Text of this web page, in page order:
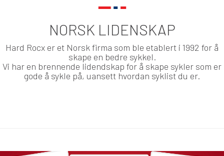
NORSK LIDENSKAP
Hard Rocx er et Norsk firma som ble etablert i 1992 for å
skape en bedre sykkel.
Vi har en brennende lidendskap for å skape sykler som er
gode å sykle på, uansett hvordan syklist du er.